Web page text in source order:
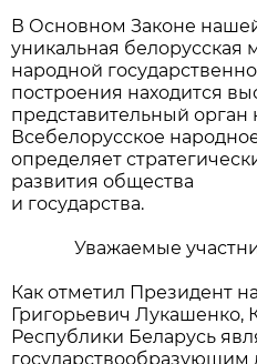
В Основном Законе
уникальная белорусская
народной
построения находится
представительный
Всебелорусское
определяет
развития общества
и государства.
Уважаемые
Как отметил Президент
Григорьевич Лукашенко,
Республики Беларусь
государствообразующим